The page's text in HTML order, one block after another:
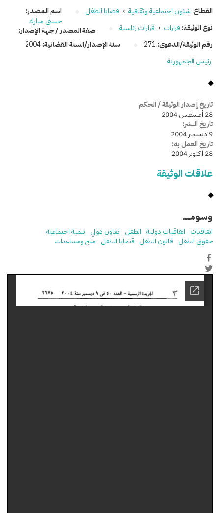
القطاع: شئون اجتماعية وثقافية › قضايا الطفل
نوع الوثيقة: قرارات › قرارات رئاسية
رقم الوثيقة/الدعوى: 271 سنة الإصدار/السنة القضائية:2004
اسم المصدر:
حسني مبارك
صفة المصدر / جهة الإصدار:
رئيس الجمهورية
تاريخ إصدار الوثيقة / الحكم:
28 أغسطس 2004
تاريخ النشر:
9 ديسمبر 2004
تاريخ العمل به:
28 أكتوبر 2004
علاقات الوثيقة
وسومـــــ
اتفاقيات اتفاقيات دولية الطفل تعاون دولي تنمية اجتماعية
حقوق الطفل قانون الطفل قضايا الطفل منح ومساعدات